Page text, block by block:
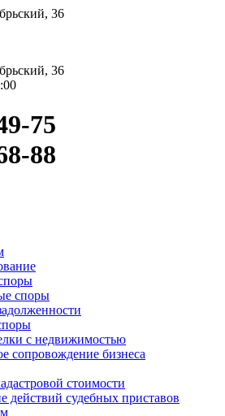
36
36
75
88
споры
с недвижимостью
сопровождение бизнеса
стоимости
действий судебных приставов